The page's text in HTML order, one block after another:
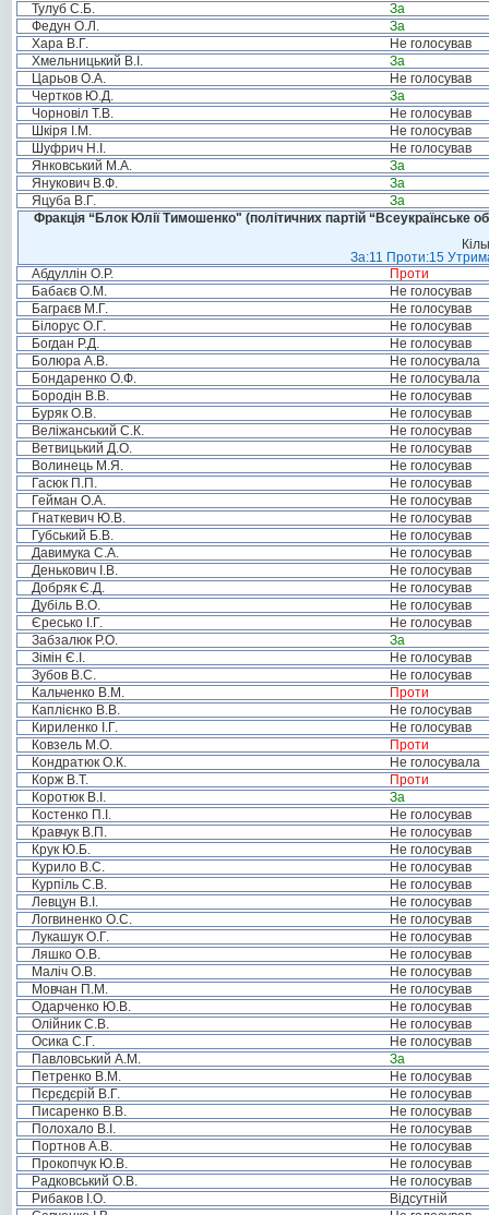
Тулуб С.Б.
За
Федун О.Л.
За
Хара В.Г.
Не голосував
Хмельницький В.І.
За
Царьов О.А.
Не голосував
Чертков Ю.Д.
За
Чорновіл Т.В.
Не голосував
Шкіря І.М.
Не голосував
Шуфрич Н.І.
Не голосував
Янковський М.А.
За
Янукович В.Ф.
За
Яцуба В.Г.
За
Фракція “Блок Юлії Тимошенко" (політичних партій “Всеукраїнське
За:11 Проти:15
Абдуллін О.Р.
Проти
Бабаєв О.М.
Не голосував
Баграєв М.Г.
Не голосував
Білорус О.Г.
Не голосував
Богдан Р.Д.
Не голосував
Болюра А.В.
Не голосувала
Бондаренко О.Ф.
Не голосувала
Бородін В.В.
Не голосував
Буряк О.В.
Не голосував
Веліжанський С.К.
Не голосував
Ветвицький Д.О.
Не голосував
Волинець М.Я.
Не голосував
Гасюк П.П.
Не голосував
Гейман О.А.
Не голосував
Гнаткевич Ю.В.
Не голосував
Губський Б.В.
Не голосував
Давимука С.А.
Не голосував
Денькович І.В.
Не голосував
Добряк Є.Д.
Не голосував
Дубіль В.О.
Не голосував
Єресько І.Г.
Не голосував
Забзалюк Р.О.
За
Зімін Є.І.
Не голосував
Зубов В.С.
Не голосував
Кальченко В.М.
Проти
Каплієнко В.В.
Не голосував
Кириленко І.Г.
Не голосував
Ковзель М.О.
Проти
Кондратюк О.К.
Не голосувала
Корж В.Т.
Проти
Коротюк В.І.
За
Костенко П.І.
Не голосував
Кравчук В.П.
Не голосував
Крук Ю.Б.
Не голосував
Курило В.С.
Не голосував
Курпіль С.В.
Не голосував
Левцун В.І.
Не голосував
Логвиненко О.С.
Не голосував
Лукашук О.Г.
Не голосував
Ляшко О.В.
Не голосував
Маліч О.В.
Не голосував
Мовчан П.М.
Не голосував
Одарченко Ю.В.
Не голосував
Олійник С.В.
Не голосував
Осика С.Г.
Не голосував
Павловський А.М.
За
Петренко В.М.
Не голосував
Пєрєдєрій В.Г.
Не голосував
Писаренко В.В.
Не голосував
Полохало В.І.
Не голосував
Портнов А.В.
Не голосував
Прокопчук Ю.В.
Не голосував
Радковський О.В.
Не голосував
Рибаков І.О.
Відсутній